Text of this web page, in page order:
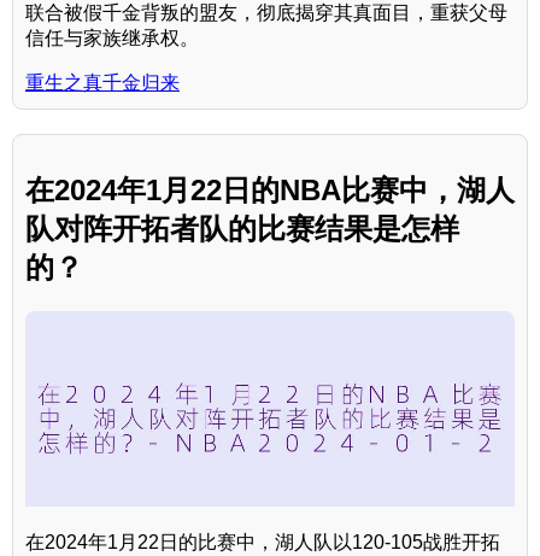
联合被假千金背叛的盟友，彻底揭穿其真面目，重获父母
信任与家族继承权。
重生之真千金归来
在2024年1月22日的NBA比赛中，湖人
队对阵开拓者队的比赛结果是怎样
的？
在2024年1月22日的比赛中，湖人队以120-105战胜开拓